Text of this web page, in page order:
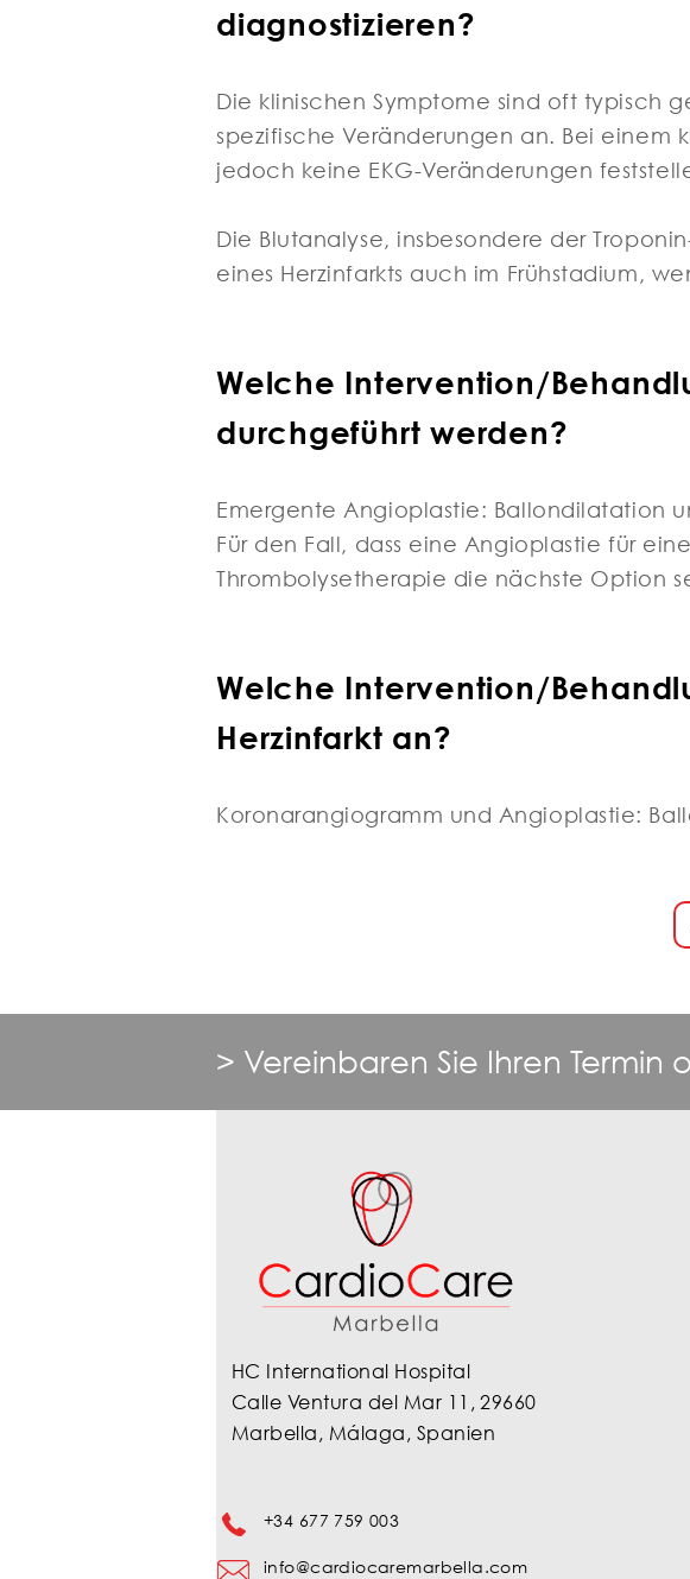
diagnostizieren?
Die klinischen Symptome sind oft typisch
spezifische Veränderungen an. Bei einem
jedoch keine EKG-Veränderungen
Die Blutanalyse, insbesondere der
eines Herzinfarkts auch im Frühstadium,
Welche Intervention/
durchgeführt werden?
Emergente Angioplastie: Ballondilatation
Für den Fall, dass eine Angioplastie für
Thrombolysetherapie die nächste Option
Welche Intervention/
Herzinfarkt an?
Koronarangiogramm und Angioplastie:
> Vereinbaren Sie Ihren Termin
HC International Hospital
Calle Ventura del Mar 11, 29660
Marbella, Málaga, Spanien
+34 677 759 003
info@cardiocaremarbella.com